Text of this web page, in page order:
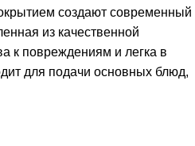
создают современный
из качественной
к повреждениям и легка в
для подачи основных блюд,